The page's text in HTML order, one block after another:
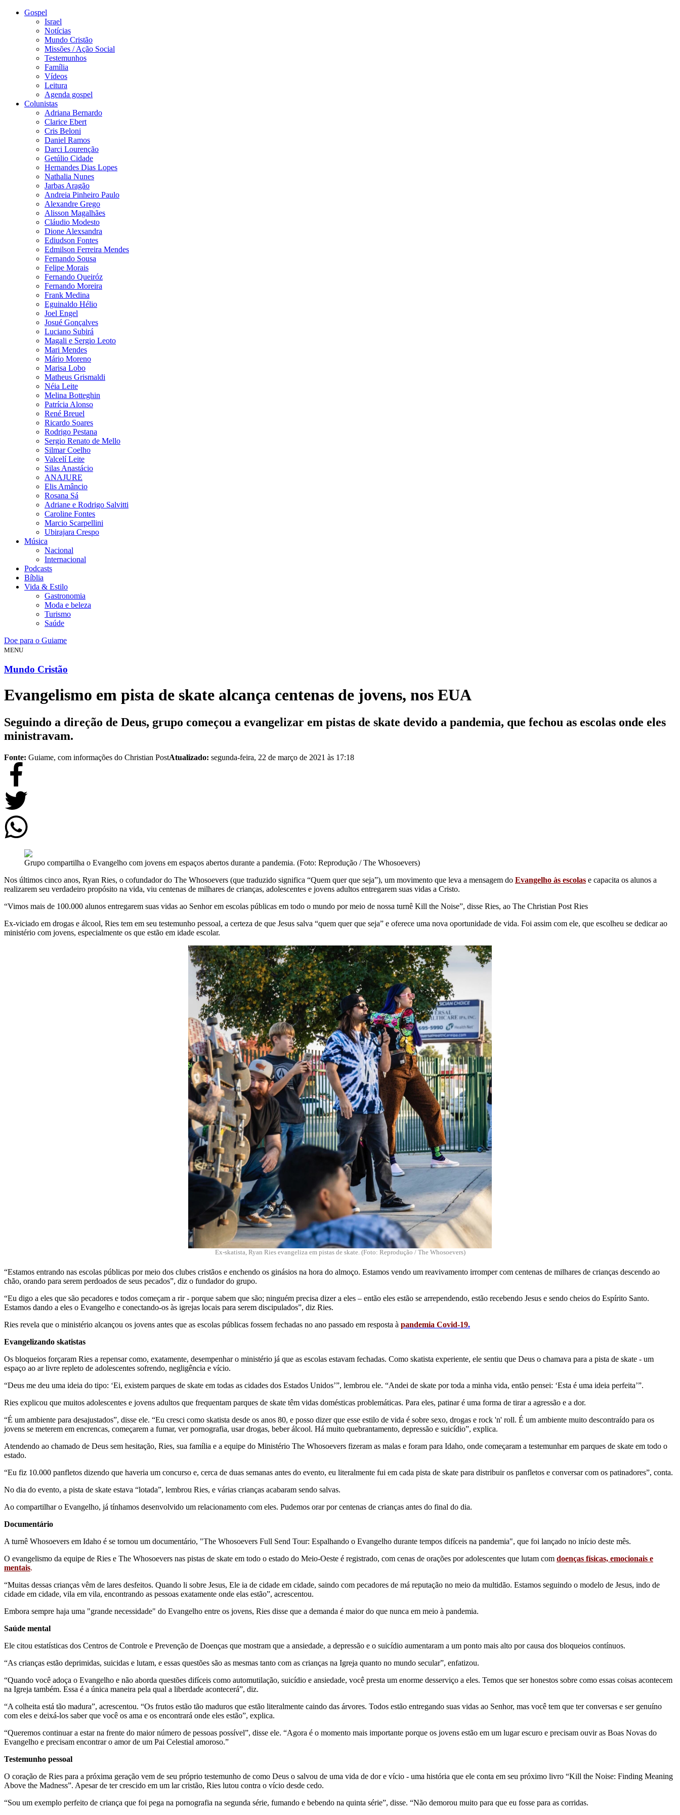
Gospel
Israel
Notícias
Mundo Cristão
Missões / Ação Social
Testemunhos
Família
Vídeos
Leitura
Agenda gospel
Colunistas
Adriana Bernardo
Clarice Ebert
Cris Beloni
Daniel Ramos
Darci Lourenção
Getúlio Cidade
Hernandes Dias Lopes
Nathalia Nunes
Jarbas Aragão
Andreia Pinheiro Paulo
Alexandre Grego
Alisson Magalhães
Cláudio Modesto
Dione Alexsandra
Ediudson Fontes
Edmilson Ferreira Mendes
Fernando Sousa
Felipe Morais
Fernando Queiróz
Fernando Moreira
Frank Medina
Eguinaldo Hélio
Joel Engel
Josué Gonçalves
Luciano Subirá
Magali e Sergio Leoto
Mari Mendes
Mário Moreno
Marisa Lobo
Matheus Grismaldi
Néia Leite
Melina Botteghin
Patrícia Alonso
René Breuel
Ricardo Soares
Rodrigo Pestana
Sergio Renato de Mello
Silmar Coelho
Valcelí Leite
Silas Anastácio
ANAJURE
Elis Amâncio
Rosana Sá
Adriane e Rodrigo Salvitti
Caroline Fontes
Marcio Scarpellini
Ubirajara Crespo
Música
Nacional
Internacional
Podcasts
Bíblia
Vida & Estilo
Gastronomia
Moda e beleza
Turismo
Saúde
Doe para o Guiame
MENU
Mundo Cristão
Evangelismo em pista de skate alcança centenas de jovens, nos EUA
Seguindo a direção de Deus, grupo começou a evangelizar em pistas de skate devido a pandemia, que fechou as escolas onde eles
ministravam.
Fonte: Guiame, com informações do Christian PostAtualizado: segunda-feira, 22 de março de 2021 às 17:18
Grupo compartilha o Evangelho com jovens em espaços abertos durante a pandemia. (Foto: Reprodução / The Whosoevers)
Nos últimos cinco anos, Ryan Ries, o cofundador do The Whosoevers (que traduzido significa “Quem quer que seja”), um movimento que leva a mensagem do Evangelho às escolas e capacita os alunos a
realizarem seu verdadeiro propósito na vida, viu centenas de milhares de crianças, adolescentes e jovens adultos entregarem suas vidas a Cristo.
“Vimos mais de 100.000 alunos entregarem suas vidas ao Senhor em escolas públicas em todo o mundo por meio de nossa turnê Kill the Noise”, disse Ries, ao The Christian Post Ries
Ex-viciado em drogas e álcool, Ries tem em seu testemunho pessoal, a certeza de que Jesus salva “quem quer que seja” e oferece uma nova oportunidade de vida. Foi assim com ele, que escolheu se dedicar ao
ministério com jovens, especialmente os que estão em idade escolar.
Ex-skatista, Ryan Ries evangeliza em pistas de skate. (Foto: Reprodução / The Whosoevers)
“Estamos entrando nas escolas públicas por meio dos clubes cristãos e enchendo os ginásios na hora do almoço. Estamos vendo um reavivamento irromper com centenas de milhares de crianças descendo ao
chão, orando para serem perdoados de seus pecados”, diz o fundador do grupo.
“Eu digo a eles que são pecadores e todos começam a rir - porque sabem que são; ninguém precisa dizer a eles – então eles estão se arrependendo, estão recebendo Jesus e sendo cheios do Espírito Santo.
Estamos dando a eles o Evangelho e conectando-os às igrejas locais para serem discipulados”, diz Ries.
Ries revela que o ministério alcançou os jovens antes que as escolas públicas fossem fechadas no ano passado em resposta à pandemia Covid-19.
Evangelizando skatistas
Os bloqueios forçaram Ries a repensar como, exatamente, desempenhar o ministério já que as escolas estavam fechadas. Como skatista experiente, ele sentiu que Deus o chamava para a pista de skate - um
espaço ao ar livre repleto de adolescentes sofrendo, negligência e vício.
“Deus me deu uma ideia do tipo: ‘Ei, existem parques de skate em todas as cidades dos Estados Unidos’”, lembrou ele. “Andei de skate por toda a minha vida, então pensei: ‘Esta é uma ideia perfeita’”.
Ries explicou que muitos adolescentes e jovens adultos que frequentam parques de skate têm vidas domésticas problemáticas. Para eles, patinar é uma forma de tirar a agressão e a dor.
“É um ambiente para desajustados”, disse ele. “Eu cresci como skatista desde os anos 80, e posso dizer que esse estilo de vida é sobre sexo, drogas e rock 'n' roll. É um ambiente muito descontraído para os
jovens se meterem em encrencas, começarem a fumar, ver pornografia, usar drogas, beber álcool. Há muito quebrantamento, depressão e suicídio”, explica.
Atendendo ao chamado de Deus sem hesitação, Ries, sua família e a equipe do Ministério The Whosoevers fizeram as malas e foram para Idaho, onde começaram a testemunhar em parques de skate em todo o
estado.
“Eu fiz 10.000 panfletos dizendo que haveria um concurso e, cerca de duas semanas antes do evento, eu literalmente fui em cada pista de skate para distribuir os panfletos e conversar com os patinadores”, conta.
No dia do evento, a pista de skate estava “lotada”, lembrou Ries, e várias crianças acabaram sendo salvas.
Ao compartilhar o Evangelho, já tínhamos desenvolvido um relacionamento com eles. Pudemos orar por centenas de crianças antes do final do dia.
Documentário
A turnê Whosoevers em Idaho é se tornou um documentário, "The Whosoevers Full Send Tour: Espalhando o Evangelho durante tempos difíceis na pandemia", que foi lançado no início deste mês.
O evangelismo da equipe de Ries e The Whosoevers nas pistas de skate em todo o estado do Meio-Oeste é registrado, com cenas de orações por adolescentes que lutam com doenças físicas, emocionais e
mentais.
“Muitas dessas crianças vêm de lares desfeitos. Quando li sobre Jesus, Ele ia de cidade em cidade, saindo com pecadores de má reputação no meio da multidão. Estamos seguindo o modelo de Jesus, indo de
cidade em cidade, vila em vila, encontrando as pessoas exatamente onde elas estão”, acrescentou.
Embora sempre haja uma "grande necessidade" do Evangelho entre os jovens, Ries disse que a demanda é maior do que nunca em meio à pandemia.
Saúde mental
Ele citou estatísticas dos Centros de Controle e Prevenção de Doenças que mostram que a ansiedade, a depressão e o suicídio aumentaram a um ponto mais alto por causa dos bloqueios contínuos.
“As crianças estão deprimidas, suicidas e lutam, e essas questões são as mesmas tanto com as crianças na Igreja quanto no mundo secular”, enfatizou.
“Quando você adoça o Evangelho e não aborda questões difíceis como automutilação, suicídio e ansiedade, você presta um enorme desserviço a eles. Temos que ser honestos sobre como essas coisas acontecem
na Igreja também. Essa é a única maneira pela qual a liberdade acontecerá”, diz.
“A colheita está tão madura”, acrescentou. “Os frutos estão tão maduros que estão literalmente caindo das árvores. Todos estão entregando suas vidas ao Senhor, mas você tem que ter conversas e ser genuíno
com eles e deixá-los saber que você os ama e os encontrará onde eles estão”, explica.
“Queremos continuar a estar na frente do maior número de pessoas possível”, disse ele. “Agora é o momento mais importante porque os jovens estão em um lugar escuro e precisam ouvir as Boas Novas do
Evangelho e precisam encontrar o amor de um Pai Celestial amoroso.”
Testemunho pessoal
O coração de Ries para a próxima geração vem de seu próprio testemunho de como Deus o salvou de uma vida de dor e vício - uma história que ele conta em seu próximo livro “Kill the Noise: Finding Meaning
Above the Madness”. Apesar de ter crescido em um lar cristão, Ries lutou contra o vício desde cedo.
“Sou um exemplo perfeito de criança que foi pega na pornografia na segunda série, fumando e bebendo na quinta série”, disse. “Não demorou muito para que eu fosse para as corridas.